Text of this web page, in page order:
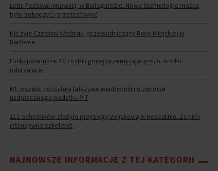
Letni Festiwal Innowacji w Białogardzie. Nowe technologie można
było zobaczyć i przetestować
Nie żyje Czesław Woźniak, przewodniczący Rady Miejskiej w
Darłowie
Funkcjonariusze SG rozbili grupę przemycającą m.in. środki
odurzające
MF: oszuści rozsyłają fałszywe wiadomości o zwrocie
nadpłaconego podatku PIT
111 ochotników złożyło przysięgę wojskową w Koszalinie. Za nimi
intensywne szkolenie
NAJNOWSZE INFORMACJE Z TEJ KATEGORII